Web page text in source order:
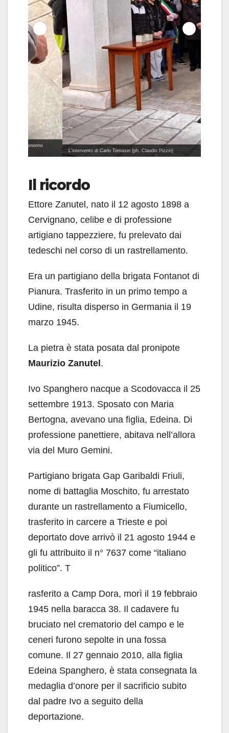
L'intervento di Carlo Tomasin (ph. Claudio Pizzin)
Il ricordo
Ettore Zanutel, nato il 12 agosto 1898 a
Cervignano, celibe e di professione
artigiano tappezziere, fu prelevato dai
tedeschi nel corso di un rastrellamento.
Era un partigiano della brigata Fontanot di
Pianura. Trasferito in un primo tempo a
Udine, risulta disperso in Germania il 19
marzo 1945.
La pietra è stata posata dal pronipote
Maurizio Zanutel .
Ivo Spanghero nacque a Scodovacca il 25
settembre 1913. Sposato con Maria
Bertogna, avevano una figlia, Edeina. Di
professione panettiere, abitava nell’allora
via del Muro Gemini.
Partigiano brigata Gap Garibaldi Friuli,
nome di battaglia Moschito, fu arrestato
durante un rastrellamento a Fiumicello,
trasferito in carcere a Trieste e poi
deportato dove arrivò il 21 agosto 1944 e
gli fu attribuito il n° 7637 come “italiano
politico”. T
rasferito a Camp Dora, morì il 19 febbraio
1945 nella baracca 38. Il cadavere fu
bruciato nel crematorio del campo e le
ceneri furono sepolte in una fossa
comune. Il 27 gennaio 2010, alla figlia
Edeina Spanghero, è stata consegnata la
medaglia d’onore per il sacrificio subito
dal padre Ivo a seguito della
deportazione.